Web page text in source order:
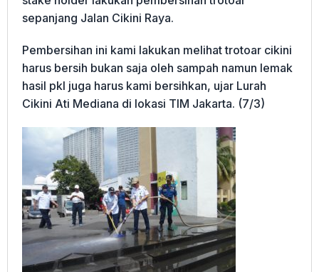
sepanjang Jalan Cikini Raya.
Pembersihan ini kami lakukan melihat trotoar cikini
harus bersih bukan saja oleh sampah namun lemak
hasil pkl juga harus kami bersihkan, ujar Lurah
Cikini Ati Mediana di lokasi TIM Jakarta. (7/3)